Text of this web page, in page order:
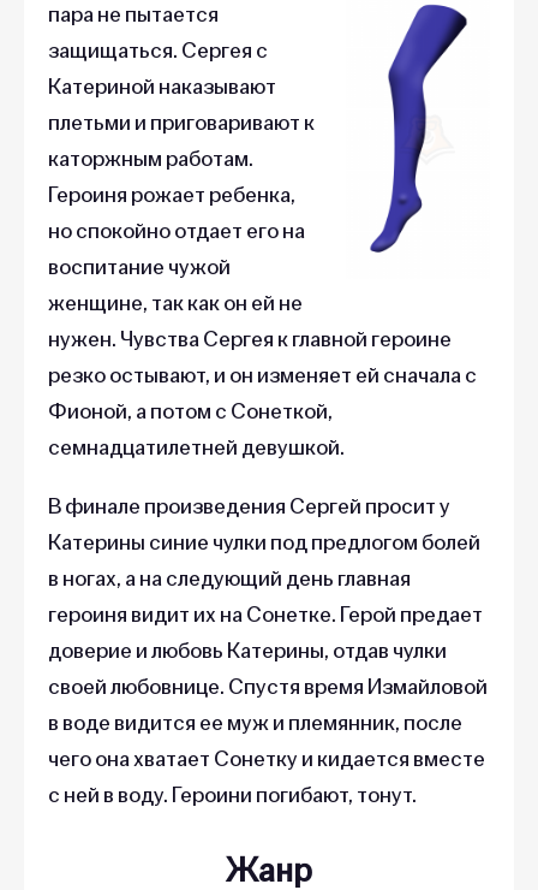
пара не пытается
защищаться. Сергея с
Катериной наказывают
плетьми и приговаривают к
каторжным работам.
Героиня рожает ребенка,
но спокойно отдает его на
воспитание чужой
женщине, так как он ей не
нужен. Чувства Сергея к главной героине
резко остывают, и он изменяет ей сначала с
Фионой, а потом с Сонеткой,
семнадцатилетней девушкой.
В финале произведения Сергей просит у
Катерины синие чулки под предлогом болей
в ногах, а на следующий день главная
героиня видит их на Сонетке. Герой предает
доверие и любовь Катерины, отдав чулки
своей любовнице. Спустя время Измайловой
в воде видится ее муж и племянник, после
чего она хватает Сонетку и кидается вместе
с ней в воду. Героини погибают, тонут.
Жанр